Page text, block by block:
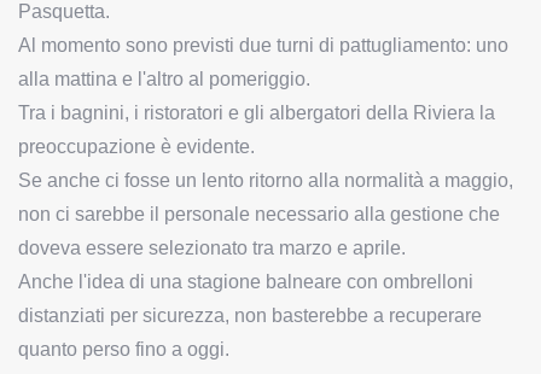
Pasquetta.
Al momento sono previsti due turni di pattugliamento: uno
alla mattina e l'altro al pomeriggio.
Tra i bagnini, i ristoratori e gli albergatori della Riviera la
preoccupazione è evidente.
Se anche ci fosse un lento ritorno alla normalità a maggio,
non ci sarebbe il personale necessario alla gestione che
doveva essere selezionato tra marzo e aprile.
Anche l'idea di una stagione balneare con ombrelloni
distanziati per sicurezza, non basterebbe a recuperare
quanto perso fino a oggi.